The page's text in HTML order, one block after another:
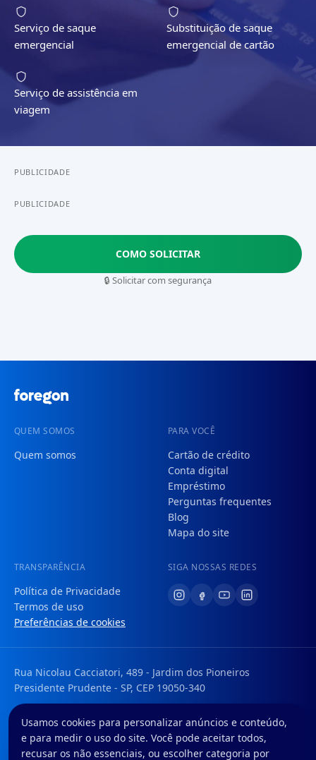
Serviço de saque
emergencial
Substituição de saque
emergencial de cartão
Serviço de assistência em
viagem
PUBLICIDADE
PUBLICIDADE
COMO SOLICITAR
🔒 Solicitar com segurança
QUEM SOMOS
Quem somos
PARA VOCÊ
Cartão de crédito
Conta digital
Empréstimo
Perguntas frequentes
Blog
Mapa do site
TRANSPARÊNCIA
Política de Privacidade
Termos de uso
Preferências de cookies
SIGA NOSSAS REDES
Rua Nicolau Cacciatori, 489 - Jardim dos Pioneiros
Presidente Prudente - SP, CEP 19050-340
Tem uma dúvida ou sugestão? Envie um e-mail para:
faleconosco@foregon.com
© Foregon. Todos os direitos reservados.
Usamos cookies para personalizar anúncios e conteúdo,
e para medir o uso do site. Você pode aceitar todos,
recusar os não essenciais, ou escolher categoria por